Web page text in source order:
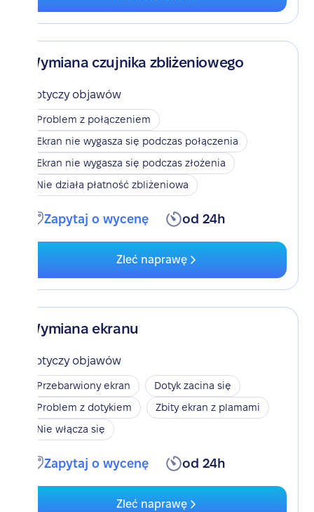
Wymiana czujnika zbliżeniowego
Dotyczy objawów
Problem z połączeniem
Ekran nie wygasza się podczas połączenia
Ekran nie wygasza się podczas złożenia
Nie działa płatność zbliżeniowa
Zapytaj o wycenę od 24h
Zleć naprawę
Wymiana ekranu
Dotyczy objawów
Przebarwiony ekran
Dotyk zacina się
Problem z dotykiem
Zbity ekran z plamami
Nie włącza się
Zapytaj o wycenę od 24h
Zleć naprawę